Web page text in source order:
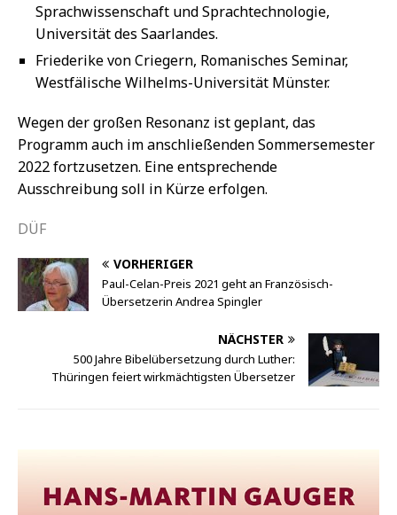
Sprachwissenschaft und Sprachtechnologie,
Universität des Saarlandes.
Friederike von Criegern, Romanisches Seminar,
Westfälische Wilhelms-Universität Münster.
Wegen der großen Resonanz ist geplant, das
Programm auch im anschließenden Sommersemester
2022 fortzusetzen. Eine entsprechende
Ausschreibung soll in Kürze erfolgen.
DÜF
VORHERIGER
Paul-Celan-Preis 2021 geht an Französisch-
Übersetzerin Andrea Spingler
NÄCHSTER
500 Jahre Bibelübersetzung durch Luther:
Thüringen feiert wirkmächtigsten Übersetzer